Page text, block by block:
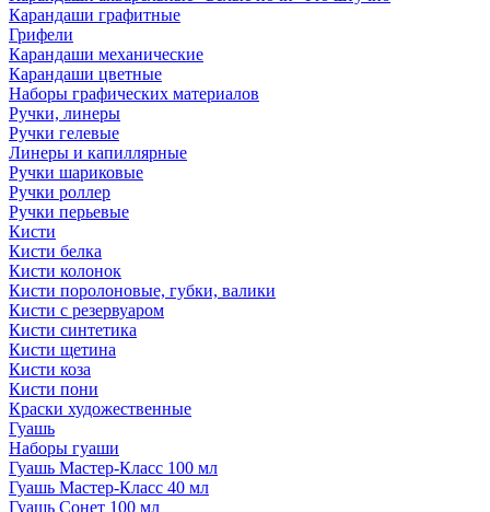
Карандаши графитные
Грифели
Карандаши механические
Карандаши цветные
Наборы графических материалов
Ручки, линеры
Ручки гелевые
Линеры и капиллярные
Ручки шариковые
Ручки роллер
Ручки перьевые
Кисти
Кисти белка
Кисти колонок
Кисти поролоновые, губки, валики
Кисти с резервуаром
Кисти синтетика
Кисти щетина
Кисти коза
Кисти пони
Краски художественные
Гуашь
Наборы гуаши
Гуашь Мастер-Класс 100 мл
Гуашь Мастер-Класс 40 мл
Гуашь Сонет 100 мл